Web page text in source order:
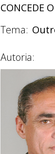
CONCEDE
Tema:
Autoria: